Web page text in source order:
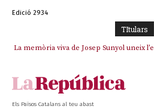
Edició 2934
TItulars
La memòria viva de Josep Sunyol uneix
Els Països Catalans al teu abast